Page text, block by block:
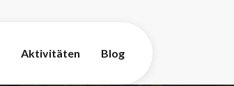
Aktivitäten Blog